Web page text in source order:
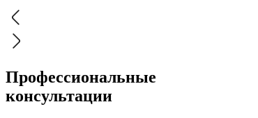
Профессиональные
консультации